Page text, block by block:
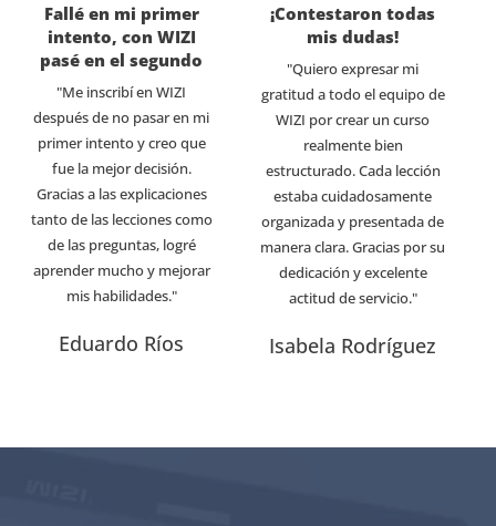
Fallé en mi primer
intento, con WIZI
pasé en el segundo
"Me inscribí en WIZI
después de no pasar en mi
primer intento y creo que
fue la mejor decisión.
Gracias a las explicaciones
tanto de las lecciones como
de las preguntas, logré
aprender mucho y mejorar
mis habilidades."
Eduardo Ríos
¡Contestaron todas
mis dudas!
"Quiero expresar mi
gratitud a todo el equipo de
WIZI por crear un curso
realmente bien
estructurado. Cada lección
estaba cuidadosamente
organizada y presentada de
manera clara. Gracias por su
dedicación y excelente
actitud de servicio."
Isabela Rodríguez